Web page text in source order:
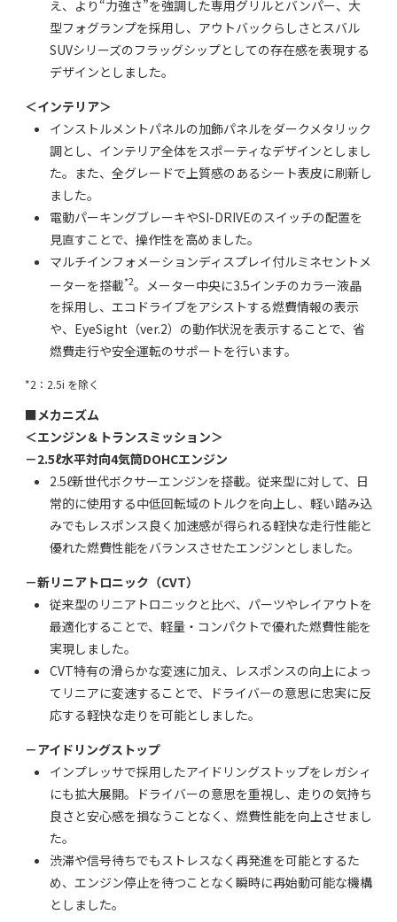
え、より“力強さ”を強調した専用グリルとバンパー、大
型フォグランプを採用し、アウトバックらしさとスバル
SUVシリーズのフラッグシップとしての存在感を表現する
デザインとしました。
＜インテリア＞
インストルメントパネルの加飾パネルをダークメタリック
調とし、インテリア全体をスポーティなデザインとしまし
た。また、全グレードで上質感のあるシート表皮に刷新し
ました。
電動パーキングブレーキやSI-DRIVEのスイッチの配置を
見直すことで、操作性を高めました。
マルチインフォメーションディスプレイ付ルミネセントメ
ーターを搭載*2。メーター中央に3.5インチのカラー液晶
を採用し、エコドライブをアシストする燃費情報の表示
や、EyeSight（ver.2）の動作状況を表示することで、省
燃費走行や安全運転のサポートを行います。
*2：2.5i を除く
■メカニズム
＜エンジン＆トランスミッション＞
－2.5ℓ水平対向4気筒DOHCエンジン
2.5ℓ新世代ボクサーエンジンを搭載。従来型に対して、日
常的に使用する中低回転域のトルクを向上し、軽い踏み込
みでもレスポンス良く加速感が得られる軽快な走行性能と
優れた燃費性能をバランスさせたエンジンとしました。
－新リニアトロニック（CVT）
従来型のリニアトロニックと比べ、パーツやレイアウトを
最適化することで、軽量・コンパクトで優れた燃費性能を
実現しました。
CVT特有の滑らかな変速に加え、レスポンスの向上によっ
てリニアに変速することで、ドライバーの意思に忠実に反
応する軽快な走りを可能としました。
－アイドリングストップ
インプレッサで採用したアイドリングストップをレガシィ
にも拡大展開。ドライバーの意思を重視し、走りの気持ち
良さと安心感を損なうことなく、燃費性能を向上させまし
た。
渋滞や信号待ちでもストレスなく再発進を可能とするた
め、エンジン停止を待つことなく瞬時に再始動可能な機構
としました。